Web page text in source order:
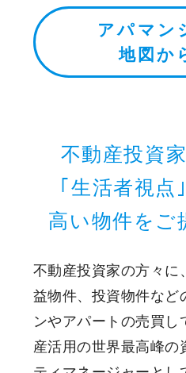
アパマン
地図か
不動産投資
｢生活者視点
高い物件をご
不動産投資家の方々に
益物件、投資物件など
ンやアパートの売買し
産活用の世界最高峰の